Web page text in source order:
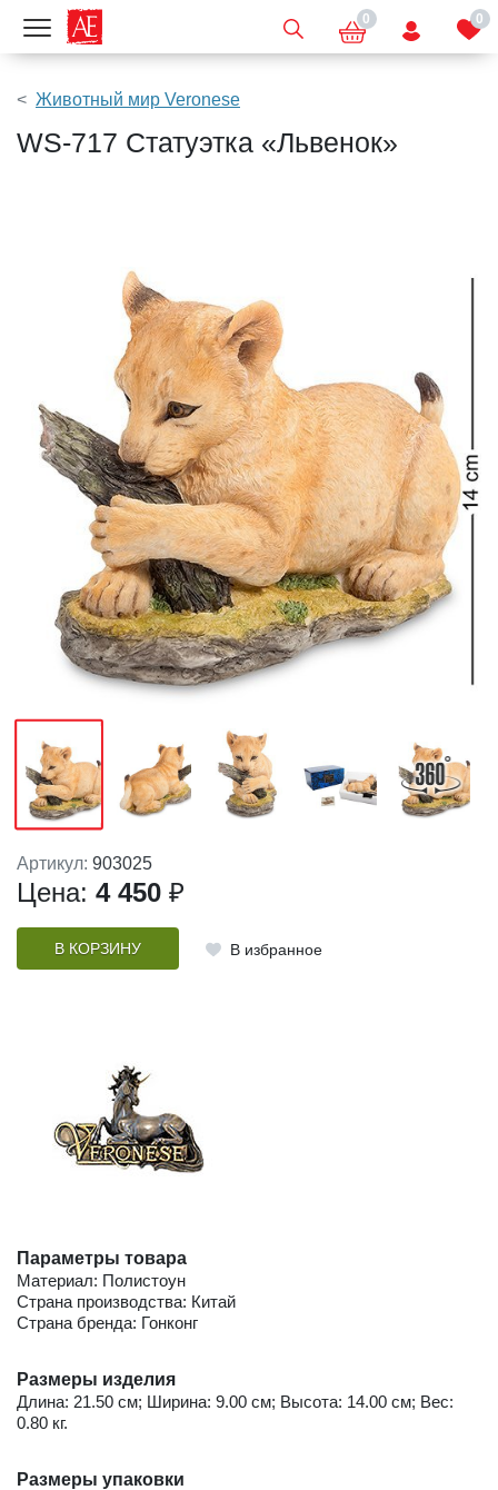
Показать меню 0 0
Животный мир Veronese
WS-717 Статуэтка «Львенок»
Артикул: 903025
Цена: 4 450 ₽
В КОРЗИНУ В избранное
Параметры товара
Материал: Полистоун
Страна производства: Китай
Страна бренда: Гонконг
Размеры изделия
Длина: 21.50 см; Ширина: 9.00 см; Высота: 14.00 см; Вес:
0.80 кг.
Размеры упаковки